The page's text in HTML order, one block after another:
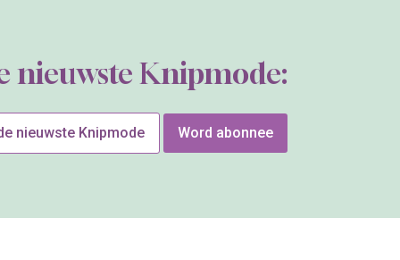
nieuwste Knipmode:
nieuwste Knipmode Word abonnee